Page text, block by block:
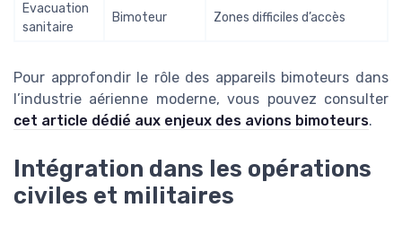
Evacuation
sanitaire
Bimoteur Zones difficiles d’accès
Pour approfondir le rôle des appareils bimoteurs dans
l’industrie aérienne moderne, vous pouvez consulter
cet article dédié aux enjeux des avions bimoteurs.
Intégration dans les opérations
civiles et militaires